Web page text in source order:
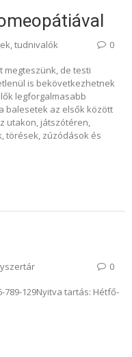
tudnivalók 0
megteszünk, de testi
is bekövetkezhetnek
legforgalmasabb
balesetek az elsők között
utakon, játszótéren,
törések, zúzódások és
0
789-129Nyitva tartás: Hétfő-